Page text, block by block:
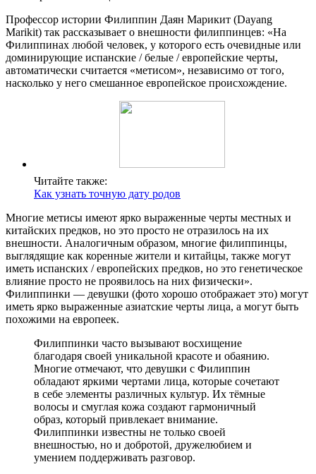
Профессор истории Филиппин Даян Марикит (Dayang
Marikit) так рассказывает о внешности филиппинцев: «На
Филиппинах любой человек, у которого есть очевидные или
доминирующие испанские / белые / европейские черты,
автоматически считается «метисом», независимо от того,
насколько у него смешанное европейское происхождение.
Читайте также:
Как узнать точную дату родов
Многие метисы имеют ярко выраженные черты местных и
китайских предков, но это просто не отразилось на их
внешности. Аналогичным образом, многие филиппинцы,
выглядящие как коренные жители и китайцы, также могут
иметь испанских / европейских предков, но это генетическое
влияние просто не проявилось на них физически».
Филиппинки — девушки (фото хорошо отображает это) могут
иметь ярко выраженные азиатские черты лица, а могут быть
похожими на европеек.
Филиппинки часто вызывают восхищение
благодаря своей уникальной красоте и обаянию.
Многие отмечают, что девушки с Филиппин
обладают яркими чертами лица, которые сочетают
в себе элементы различных культур. Их тёмные
волосы и смуглая кожа создают гармоничный
образ, который привлекает внимание.
Филиппинки известны не только своей
внешностью, но и добротой, дружелюбием и
умением поддерживать разговор.